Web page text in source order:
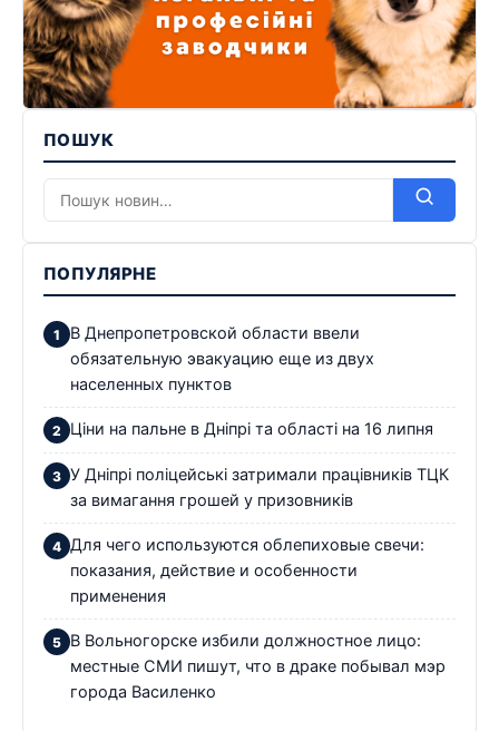
ПОШУК
ПОПУЛЯРНЕ
В Днепропетровской области ввели
обязательную эвакуацию еще из двух
населенных пунктов
Ціни на пальне в Дніпрі та області на 16 липня
У Дніпрі поліцейські затримали працівників ТЦК
за вимагання грошей у призовників
Для чего используются облепиховые свечи:
показания, действие и особенности
применения
В Вольногорске избили должностное лицо:
местные СМИ пишут, что в драке побывал мэр
города Василенко